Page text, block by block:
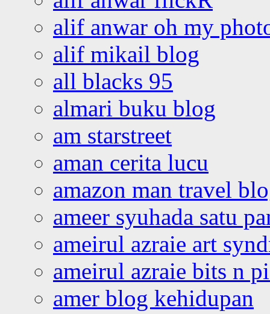
alif anwar oh my
alif mikail blog
all blacks 95
almari buku blog
am starstreet
aman cerita lucu
amazon man travel
ameer syuhada satu
ameirul azraie art
ameirul azraie bits n
amer blog kehidupan